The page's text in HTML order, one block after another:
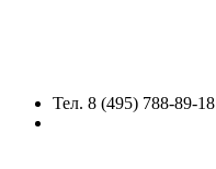
Тел. 8 (495) 788-89-18